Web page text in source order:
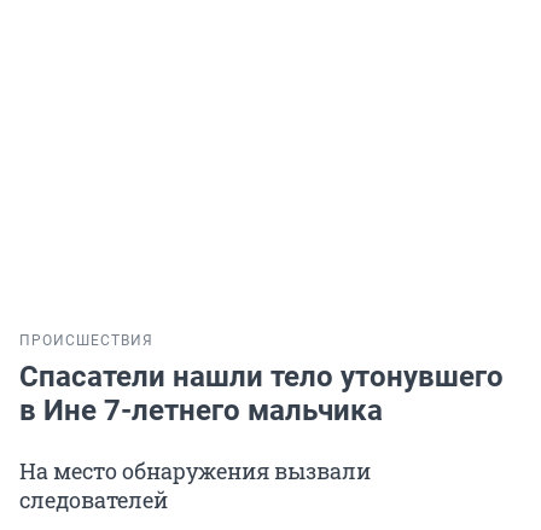
ПРОИСШЕСТВИЯ
Спасатели нашли тело утонувшего
в Ине 7-летнего мальчика
На место обнаружения вызвали
следователей